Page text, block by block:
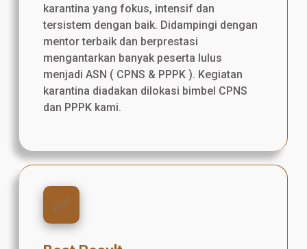
karantina yang fokus, intensif dan
tersistem dengan baik. Didampingi dengan
mentor terbaik dan berprestasi
mengantarkan banyak peserta lulus
menjadi ASN ( CPNS & PPPK ). Kegiatan
karantina diadakan dilokasi bimbel CPNS
dan PPPK kami.
✅️